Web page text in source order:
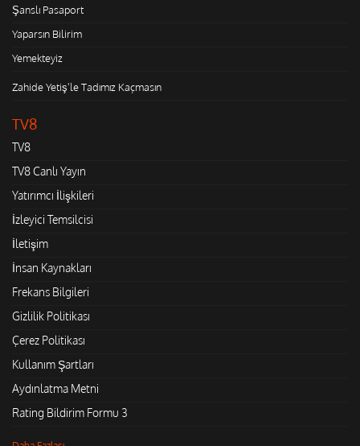
Şanslı Pasaport
Yaparsın Bilirim
Yemekteyiz
Zahide Yetiş'le Tadımız Kaçmasın
TV8
TV8
TV8 Canlı Yayın
Yatırımcı İlişkileri
İzleyici Temsilcisi
İletişim
İnsan Kaynakları
Frekans Bilgileri
Gizlilik Politikası
Çerez Politikası
Kullanım Şartları
Aydınlatma Metni
Rating Bildirim Formu 3